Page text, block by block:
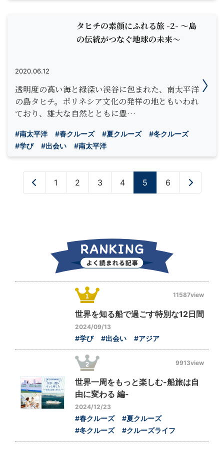
タヒチの素顔にふれる旅 -2- ～島
の伝統がつなぐ地球の未来～
2020.06.12
透明度の高い海と緑深い渓谷に包まれた、南太平洋
の島タヒチ。ポリネシア文化の発祥の地ともいわれ
ており、雄大な自然とともに豊…
#南太平洋 #春クルーズ #夏クルーズ
#冬クルーズ
#学び
#出会い #南太平洋
« 1 2 3 4 5 6 »
11587view
世界を知る船で過ごす特別な12日間
2024/09/13
#学び #出会い #アジア
9913view
世界一周をもっと楽しむ-船旅は自
由に変わる 編-
2024/12/23
#春クルーズ
#夏クルーズ
#冬クルーズ
#クルーズライフ